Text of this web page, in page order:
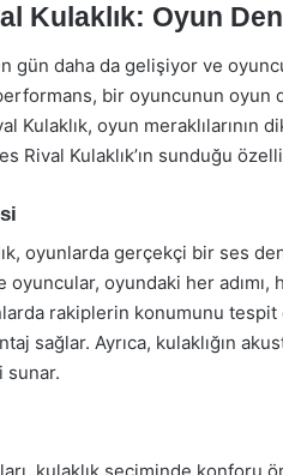
Kulaklık: Oyun
gün daha da gelişiyor ve
bir oyuncunun oyun
Kulaklık, oyun meraklılarının
Rival Kulaklık’ın sunduğu
oyunlarda gerçekçi bir ses
oyundaki her
rakiplerin konumunu
sağlar. Ayrıca, kulaklığın
sunar.
kulaklık seçiminde konforu